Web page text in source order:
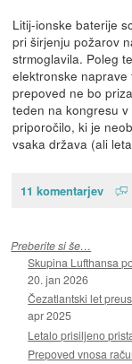
Litij-ionske baterije
pri širjenju požarov
strmoglavila. Poleg
elektronske
prepoved ne bo
teden na kongresu
priporočilo, ki je
vsaka država (ali
11 komentarjev
Preberite si še…
Skupina Lufthansa
20. jan 2026
Čezatlantski let
apr 2025
Letalo prisiljeno
Prepoved vnosa